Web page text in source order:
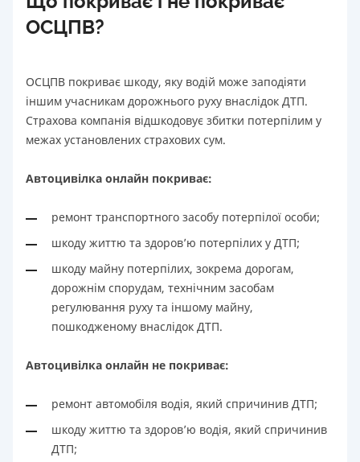
ОСЦПВ?
ОСЦПВ покриває шкоду, яку водій може заподіяти
іншим учасникам дорожнього руху внаслідок ДТП.
Страхова компанія відшкодовує збитки потерпілим у
межах установлених страхових сум.
Автоцивілка онлайн покриває:
ремонт транспортного засобу потерпілої особи;
шкоду життю та здоров’ю потерпілих у ДТП;
шкоду майну потерпілих, зокрема дорогам,
дорожнім спорудам, технічним засобам
регулювання руху та іншому майну,
пошкодженому внаслідок ДТП.
Автоцивілка онлайн не покриває:
ремонт автомобіля водія, який спричинив ДТП;
шкоду життю та здоров’ю водія, який спричинив
ДТП;